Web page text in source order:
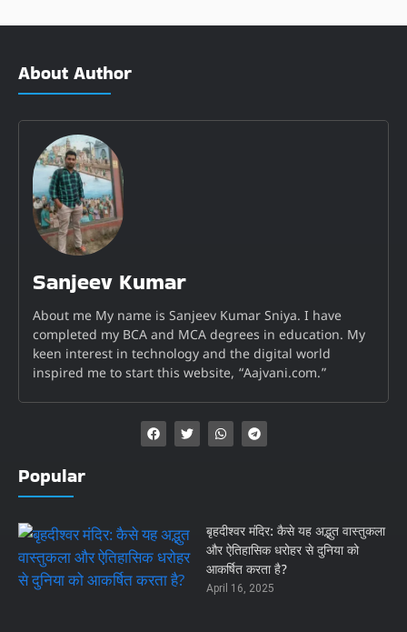
About Author
Sanjeev Kumar
About me My name is Sanjeev Kumar Sniya. I have
completed my BCA and MCA degrees in education. My
keen interest in technology and the digital world
inspired me to start this website, “Aajvani.com.”
Popular
बृहदीश्वर मंदिर: कैसे यह अद्भुत वास्तुकला
और ऐतिहासिक धरोहर से दुनिया को
आकर्षित करता है?
April 16, 2025